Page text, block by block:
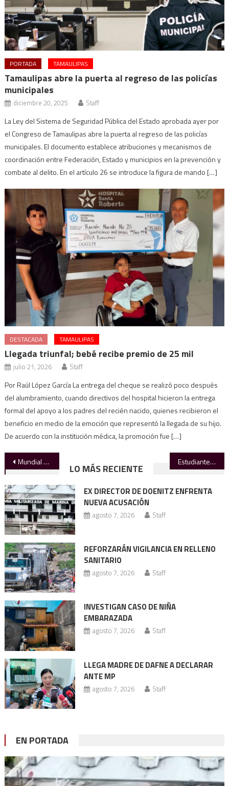
PORTADA TAMAULIPAS
Tamaulipas abre la puerta al regreso de las policías
municipales
diciembre 20, 2025 Staff
La Ley del Sistema de Seguridad Pública del Estado aprobada ayer por
el Congreso de Tamaulipas abre la puerta al regreso de las policías
municipales. El documento establece atribuciones y mecanismos de
coordinación entre Federación, Estado y municipios en la prevención y
combate al delito. En el artículo 26 se introduce la figura de mando […]
DESTACADA TAMAULIPAS
Llegada triunfal; bebé recibe premio de 25 mil
julio 21, 2026 Staff
Por Raúl López García La entrega del cheque se realizó poco después
del alumbramiento, cuando directivos del hospital hicieron la entrega
formal del apoyo a los padres del recién nacido, quienes recibieron el
beneficio en medio de la emoción que representó la llegada de su hijo.
De acuerdo con la institución médica, la promoción fue […]
Navegación
de
entradas
Mundial de exportación, descontento en casa Estudiantes de la UAT desarrollan tecnología de IA para optimiza la energía solar
LO MÁS RECIENTE
EX DIRECTOR DE DOENITZ ENFRENTA
NUEVA ACUSACIÓN
agosto 7, 2026 Staff
REFORZARÁN VIGILANCIA EN RELLENO
SANITARIO
agosto 7, 2026 Staff
INVESTIGAN CASO DE NIÑA
EMBARAZADA
agosto 7, 2026 Staff
LLEGA MADRE DE DAFNE A DECLARAR
ANTE MP
agosto 7, 2026 Staff
EN PORTADA